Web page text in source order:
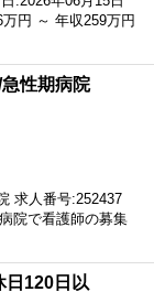
円 ～ 年収259万円
性期病院
求人番号:252437
院で看護師の募集
日120日以